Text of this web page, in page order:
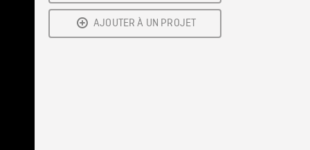
AJOUTER À UN PROJET